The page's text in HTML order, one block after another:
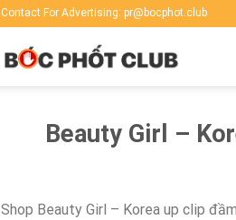
Contact For Advertising: pr@bocphot.club
Beauty Girl –
Shop Beauty Girl – Korea up clip